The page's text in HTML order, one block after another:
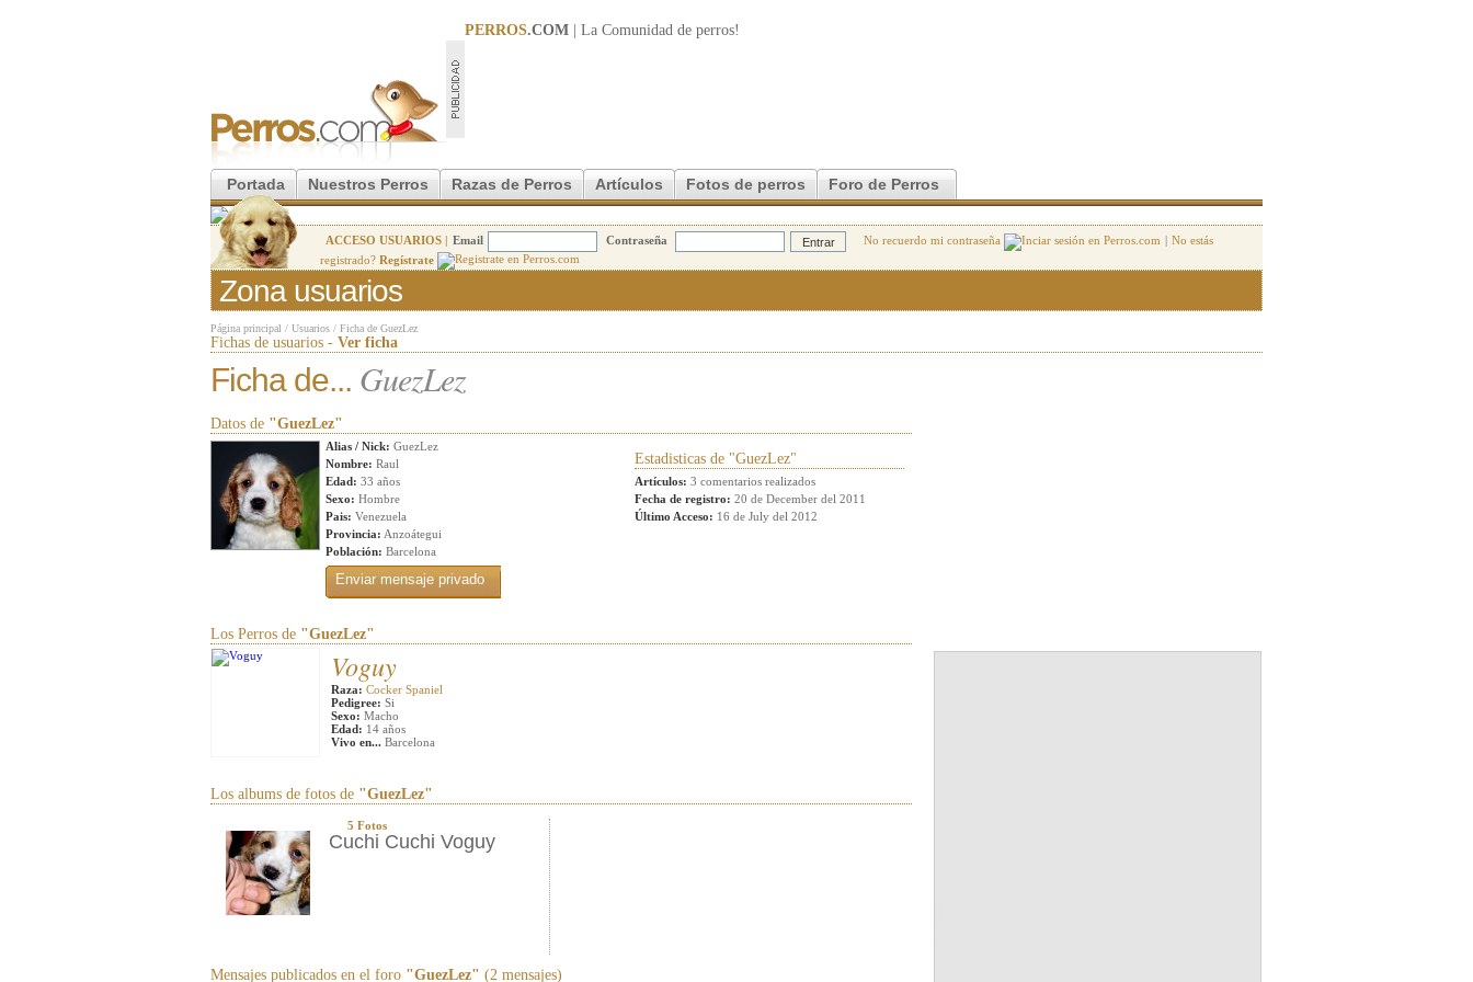
PERROS.COM | La Comunidad de perros!
Portada Nuestros Perros Razas de Perros Artículos Fotos de perros Foro de Perros
ACCESO USUARIOS | Email Contraseña No recuerdo mi contraseña | No estás
registrado? Regístrate
Zona usuarios
Página principal / Usuarios / Ficha de GuezLez
Fichas de usuarios - Ver ficha
Ficha de... GuezLez
Datos de "GuezLez"
Alias / Nick: GuezLez
Nombre: Raul
Edad: 33 años
Sexo: Hombre
Pais: Venezuela
Provincia: Anzoátegui
Población: Barcelona
Estadisticas de "GuezLez"
Artículos: 3 comentarios realizados
Fecha de registro: 20 de December del 2011
Último Acceso: 16 de July del 2012
Los Perros de "GuezLez"
Voguy
Raza: Cocker Spaniel
Pedigree: Si
Sexo: Macho
Edad: 14 años
Vivo en... Barcelona
Los albums de fotos de "GuezLez"
5 Fotos
Cuchi Cuchi Voguy
Mensajes publicados en el foro "GuezLez" (2 mensajes)